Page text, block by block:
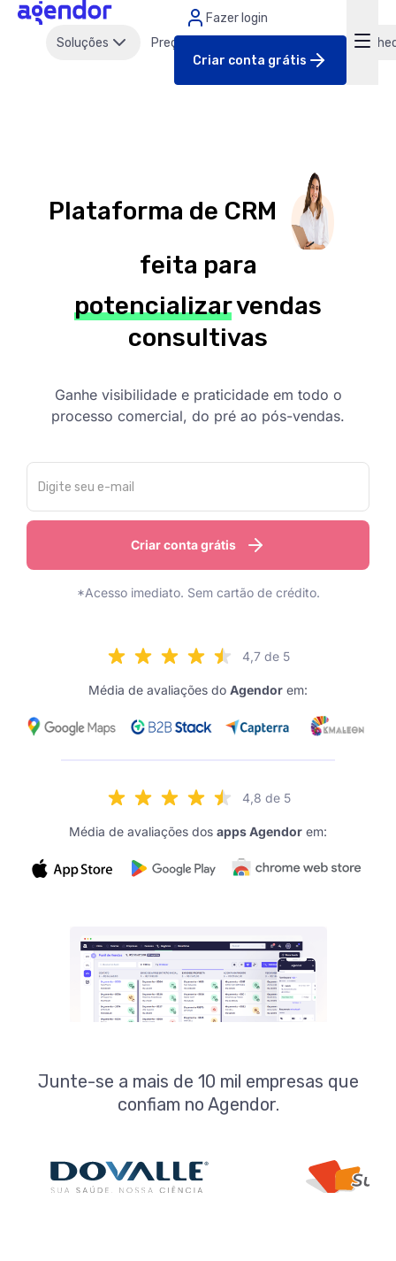
Soluções Preços
Fazer login
Criar conta grátis
Plataforma de CRM
feita para
potencializarvendas
consultivas
Ganhe visibilidade e praticidade em todo o
processo comercial, do pré ao pós-vendas.
Criar conta grátis
*Acesso imediato. Sem cartão de crédito.
4,7 de 5
Média de avaliações do Agendor em:
4,8 de 5
Média de avaliações dos apps Agendor em:
Junte-se a mais de 10 mil empresas que
confiam no Agendor.